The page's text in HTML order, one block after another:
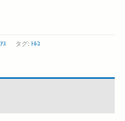
ｽ タグ: ﾄﾙｺ